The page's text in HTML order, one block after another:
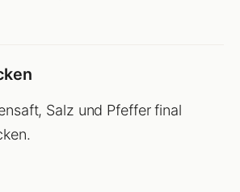
Salz und Pfeffer final